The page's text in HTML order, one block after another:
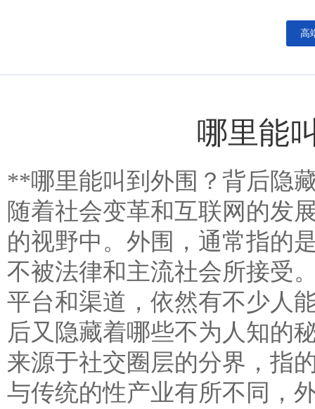
高
哪里能
**哪里能叫到外围？背后隐
随着社会变革和互联网的发
的视野中。外围，通常指的
不被法律和主流社会所接受
平台和渠道，依然有不少人
后又隐藏着哪些不为人知的
来源于社交圈层的分界，指
与传统的性产业有所不同，